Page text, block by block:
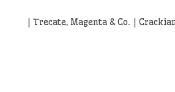
| Trecate, Magenta & Co. |